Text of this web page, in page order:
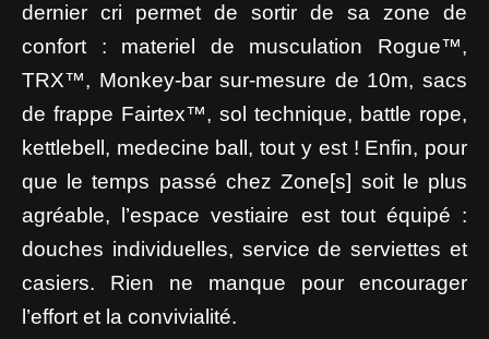
dernier cri permet de sortir de sa zone de
confort : materiel de musculation Rogue™,
TRX™, Monkey-bar sur-mesure de 10m, sacs
de frappe Fairtex™, sol technique, battle rope,
kettlebell, medecine ball, tout y est ! Enfin, pour
que le temps passé chez Zone[s] soit le plus
agréable, l’espace vestiaire est tout équipé :
douches individuelles, service de serviettes et
casiers. Rien ne manque pour encourager
l’effort et la convivialité.